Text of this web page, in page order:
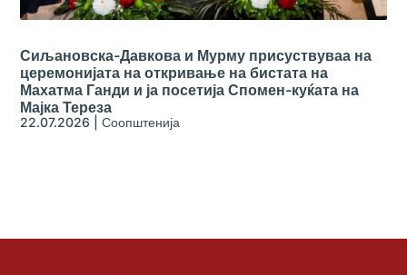
Сиљановска-Давкова и Мурму присуствуваа на
церемонијата на откривање на бистата на
Махатма Ганди и ја посетија Спомен-куќата на
Мајка Тереза
22.07.2026 |Соопштенија